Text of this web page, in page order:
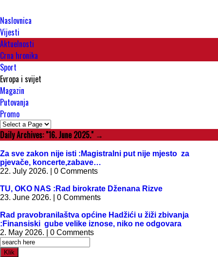
Naslovnica
Vijesti
Aktuelnosti
Crna hronika
Sport
Evropa i svijet
Magazin
Putovanja
Promo
Daily Archives:"16. June 2025."→
Za sve zakon nije isti :Magistralni put nije mjesto za
pjevače, koncerte,zabave…
22. July 2026. | 0 Comments
TU, OKO NAS :Rad birokrate Dženana Rizve
23. June 2026. | 0 Comments
Rad pravobranilaštva općine Hadžići u žiži zbivanja
:Finansiski gube velike iznose, niko ne odgovara
2. May 2026. | 0 Comments
Klik